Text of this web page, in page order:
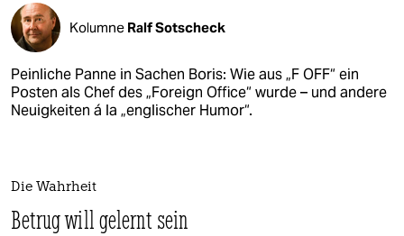
Kolumne Ralf Sotscheck
Peinliche Panne in Sachen Boris: Wie aus „F OFF“ ein
Posten als Chef des „Foreign Office“ wurde – und andere
Neuigkeiten á la „englischer Humor“.
Die Wahrheit
Betrug will gelernt sein